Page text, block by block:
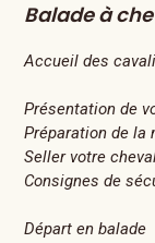
Balade à
Accueil des
Présentation de
Préparation de la
Seller votre
Consignes de
Départ en balade